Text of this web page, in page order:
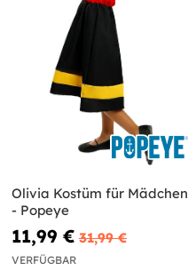
Olivia Kostüm für Mädchen
- Popeye
11,99 € 31,99 €
VERFÜGBAR